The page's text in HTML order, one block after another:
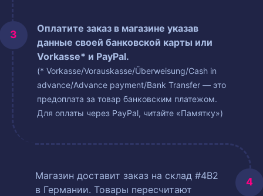
Оплатите заказ в магазине указав
данные своей банковской карты или
Vorkasse* и PayPal.
(* Vorkasse/Vorauskasse/Überweisung/Cash in
advance/Advance payment/Bank Transfer — это
предоплата за товар банковским платежом.
Для оплаты через PayPal, читайте «Памятку»)
Магазин доставит заказ на склад #4B2
в Германии. Товары пересчитают